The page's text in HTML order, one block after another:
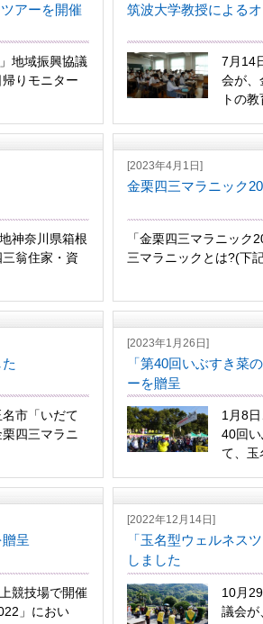
アーを開催
地域振興協議
りモニター
筑波大学教授による
7月14
会が、
トの
神奈川県箱根
翁住家・資
[2023年4月1日]
金栗四三マラニック
「金栗四三マラニック
三マラニックとは?(下
市「いだて
四三マラニ
[2023年1月26日]
「第40回いぶすき菜
ーを贈呈
1月8
40回
て、玉
呈
競技場で開催
」におい
[2022年12月14日]
「玉名型ウェルネス
しました
10月
議会が